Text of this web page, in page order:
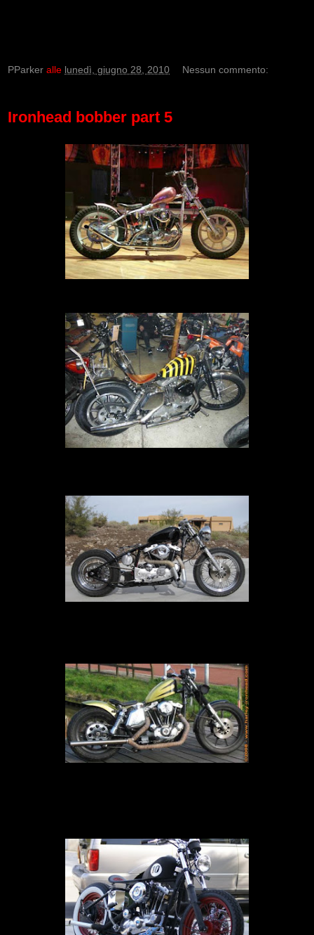
PParker alle lunedì, giugno 28, 2010 Nessun commento:
Ironhead bobber part 5